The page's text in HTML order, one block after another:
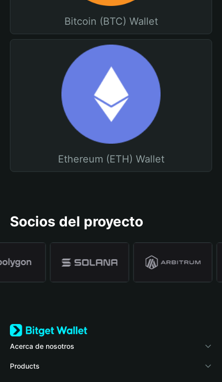
Bitcoin (BTC) Wallet
Ethereum (ETH) Wallet
Socios del proyecto
Acerca de nosotros
Bitget Wallet
Products